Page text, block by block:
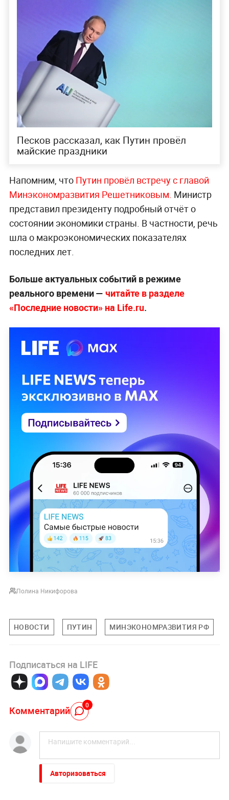
Песков рассказал, как Путин провёл
майские праздники
Напомним, что Путин провёл встречу с главой
Минэкономразвития Решетниковым. Министр
представил президенту подробный отчёт о
состоянии экономики страны. В частности, речь
шла о макроэкономических показателях
последних лет.
Больше актуальных событий в режиме
реального времени — читайте в разделе
«Последние новости» на Life.ru.
Полина Никифорова
НОВОСТИ ПУТИН МИНЭКОНОМРАЗВИТИЯ РФ
Подписаться на LIFE
Комментарий 0
Авторизоваться